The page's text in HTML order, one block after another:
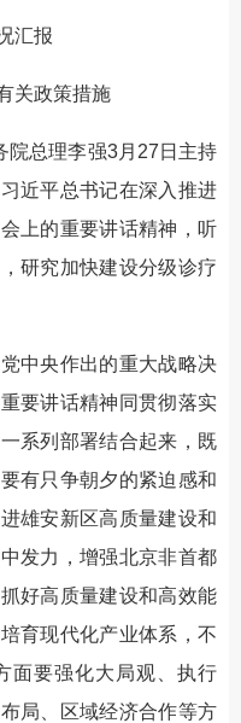
汇报
关政策措施
总理李强3月27日主持
近平总书记在深入推进
上的重要讲话精神，听
研究加快建设分级诊疗
央作出的重大战略决
要讲话精神同贯彻落实
系列部署结合起来，既
有只争朝夕的紧迫感和
雄安新区高质量建设和
发力，增强北京非首都
好高质量建设和高效能
育现代化产业体系，不
面要强化大局观、执行
局、区域经济合作等方